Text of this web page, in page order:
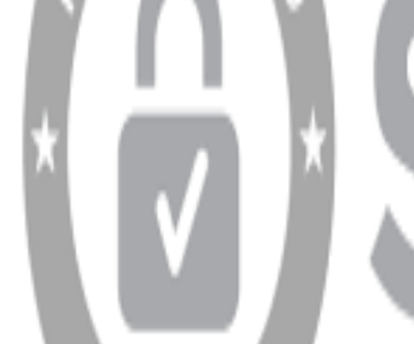
Ödeme ve Teslimat Şartları
Garanti ve İade Şartları
info@dukkanhifi.com0850 441 40 44
0850 441 40 44
Pazartesi - Cuma 09:30 - 19:30, Cumartesi 10:00 - 18:00